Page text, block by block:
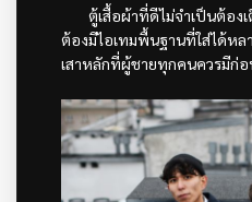
ตู้เสื้อผ้าที่ดีไม่จำเป็นต้อง
ต้องมีไอเทมพื้นฐานที่ใส่ได้
เสาหลักที่ผู้ชายทุกคนควรมีก่